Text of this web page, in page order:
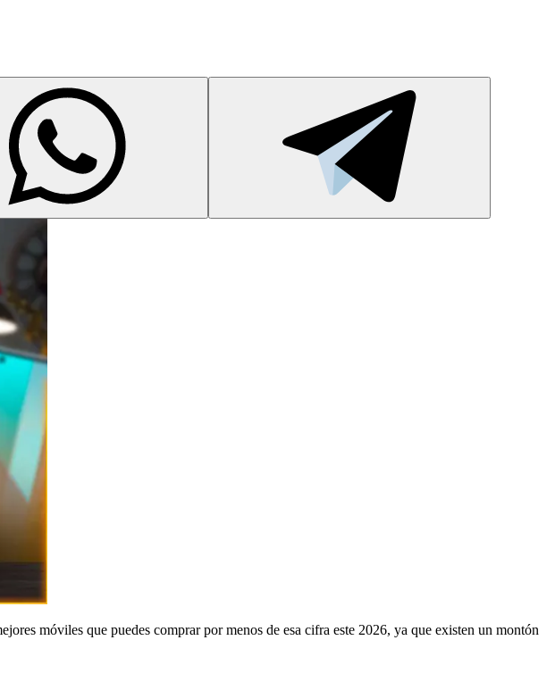
móviles que puedes comprar por menos de esa cifra este 2026, ya que existen un montón